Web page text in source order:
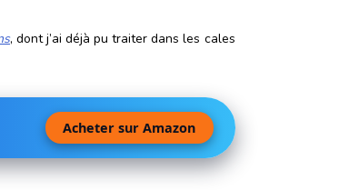
, dont j’ai déjà pu traiter dans les cales
Acheter sur Amazon